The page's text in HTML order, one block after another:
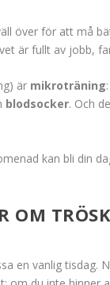
över för att må
är fullt av jobb,
är mikroträning
blodsocker. Och
kan bli din
OM
en vanlig tisdag.